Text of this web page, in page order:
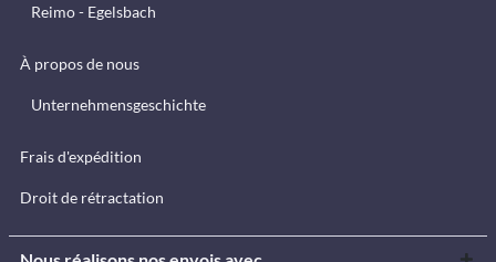
Reimo - Egelsbach
À propos de nous
Unternehmensgeschichte
Frais d'expédition
Droit de rétractation